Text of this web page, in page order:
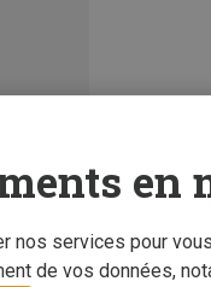
en
nos services pour
de vos données,